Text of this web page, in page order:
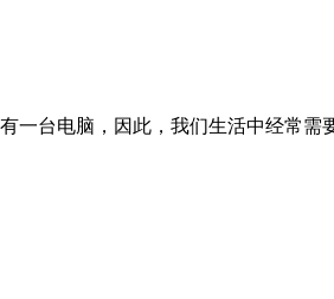
台电脑，因此，我们生活中经常需